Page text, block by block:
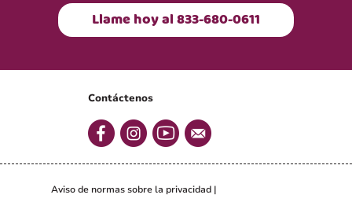
Llame hoy al 833-680-0611
Contáctenos
Aviso de normas sobre la privacidad